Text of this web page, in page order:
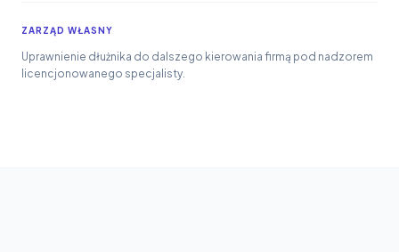
ZARZĄD WŁASNY
Uprawnienie dłużnika do dalszego kierowania firmą pod nadzorem
licencjonowanego specjalisty.